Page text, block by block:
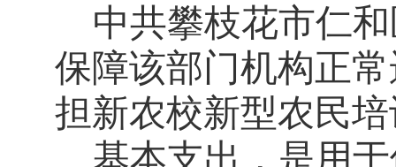
中共攀枝花市仁
保障该部门机构正
担新农校新型农民
基本支出，是用